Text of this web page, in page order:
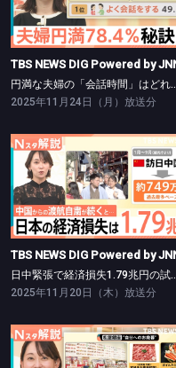
円満な夫
TBS NEWS DIG Powered by
円満な夫婦の「会話時間」
2025年11月24日（月）放送分
TBS NEWS DIG Powered by JNN
日中緊張で経
TBS NEWS DIG Powered by
日中緊張で経済損失
2025年11月20日（木）放送分